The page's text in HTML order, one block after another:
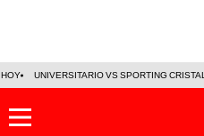
HOY UNIVERSITARIO VS SPORTING CRISTAL